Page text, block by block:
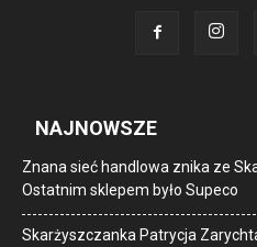
NAJNOWSZE
Znana sieć handlowa znika ze
Ostatnim sklepem było Supeco
Skarżyszczanka Patrycja